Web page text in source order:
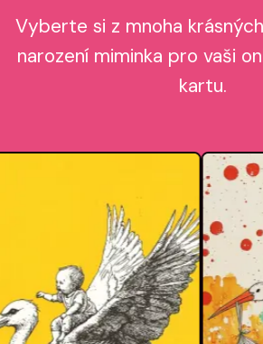
Vyberte si z mnoha
narození miminka pro vaši
kartu.